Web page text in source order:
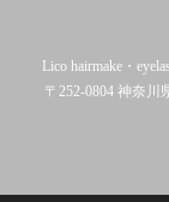
Lico hairmake・
〒252-0804 神奈